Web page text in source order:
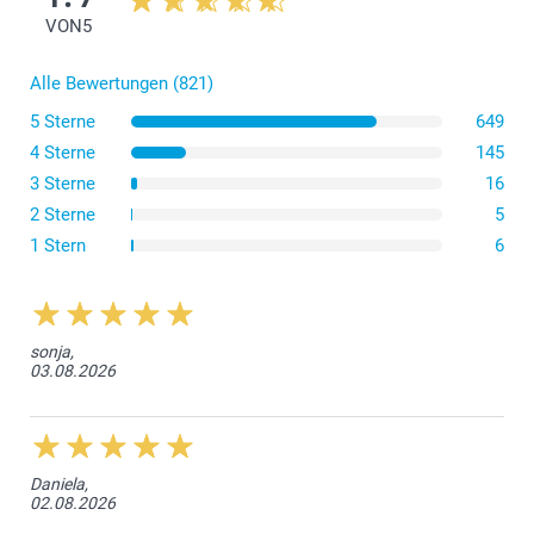
Ab 11.00/Stück
Grösse L oder
XL
Wählen Sie im Editor die Option „Automatische
Befüllung“ aus, nachdem Sie Ihre Fotos hinzugefügt
VON5
Alle Bewertungen (821)
5 Sterne
649
4 Sterne
145
3 Sterne
16
2 Sterne
5
1 Stern
6
sonja,
03.08.2026
Daniela,
02.08.2026